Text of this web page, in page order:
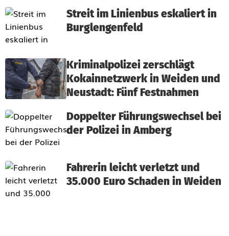
Streit im Linienbus eskaliert in
Burglengenfeld
Kriminalpolizei zerschlägt
Kokainnetzwerk in Weiden und
Neustadt: Fünf Festnahmen
Doppelter Führungswechsel bei
der Polizei in Amberg
Fahrerin leicht verletzt und
35.000 Euro Schaden in Weiden